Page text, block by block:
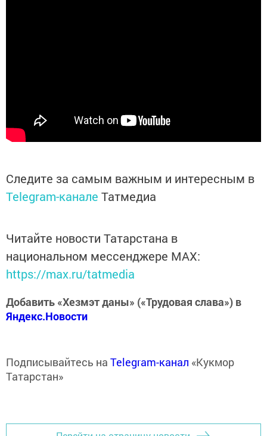
Следите за самым важным и интересным в
Telegram-канале Татмедиа
Читайте новости Татарстана в
национальном мессенджере MАХ:
https://max.ru/tatmedia
Добавить «Хезмэт даны» («Трудовая слава») в
Яндекс.Новости
Подписывайтесь на Telegram-канал «Кукмор
Татарстан»